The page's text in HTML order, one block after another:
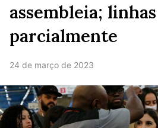
assembleia;
parcialmente
24 de março de 2023